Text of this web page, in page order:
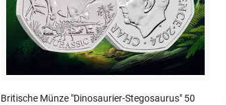
Britische Münze "Dinosaurier-Stegosaurus" 50